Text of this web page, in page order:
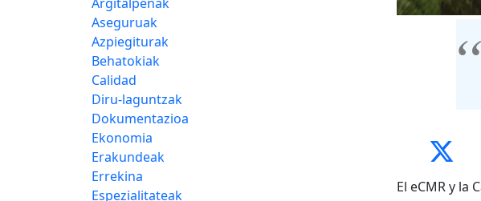
El eCMR y
Aseguruak
Azpiegiturak
Behatokiak
Calidad
Diru-laguntzak
Dokumentazioa
Ekonomia
Erakundeak
Errekina
Espezialitateak